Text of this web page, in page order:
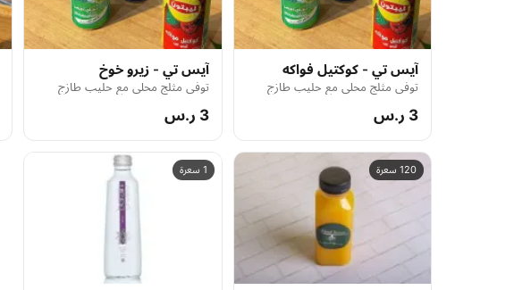
آيس تي - كوكتيل فواكه
توفي مثلج محلى مع حليب طازج
3 ر.س
آيس تي - زيرو خوخ
توفي مثلج محلى مع حليب طازج
3 ر.س
120 سعرة 1 سعرة